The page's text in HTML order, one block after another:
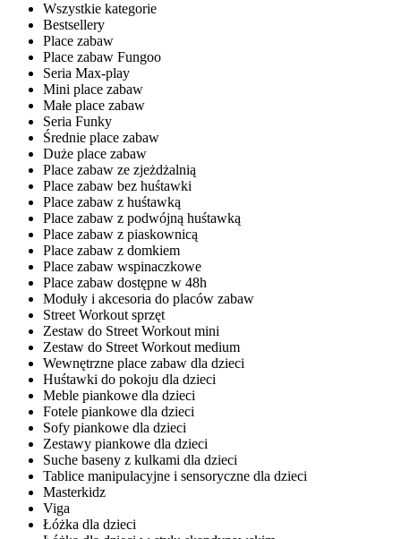
Wszystkie kategorie
Bestsellery
Place zabaw
Place zabaw Fungoo
Seria Max-play
Mini place zabaw
Małe place zabaw
Seria Funky
Średnie place zabaw
Duże place zabaw
Place zabaw ze zjeżdżalnią
Place zabaw bez huśtawki
Place zabaw z huśtawką
Place zabaw z podwójną huśtawką
Place zabaw z piaskownicą
Place zabaw z domkiem
Place zabaw wspinaczkowe
Place zabaw dostępne w 48h
Moduły i akcesoria do placów zabaw
Street Workout sprzęt
Zestaw do Street Workout mini
Zestaw do Street Workout medium
Wewnętrzne place zabaw dla dzieci
Huśtawki do pokoju dla dzieci
Meble piankowe dla dzieci
Fotele piankowe dla dzieci
Sofy piankowe dla dzieci
Zestawy piankowe dla dzieci
Suche baseny z kulkami dla dzieci
Tablice manipulacyjne i sensoryczne dla dzieci
Masterkidz
Viga
Łóżka dla dzieci